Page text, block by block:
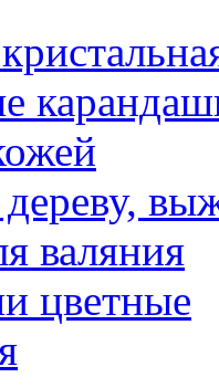
валяния
цветные